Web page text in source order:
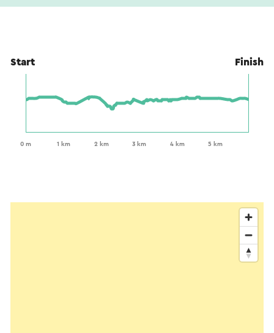
Start Finish